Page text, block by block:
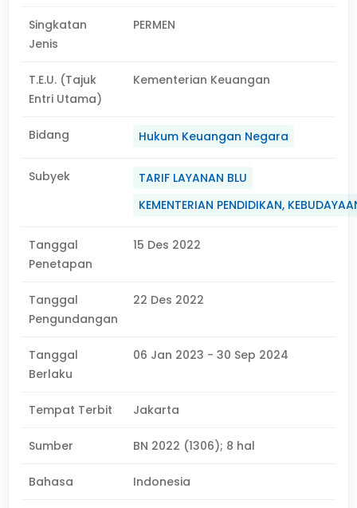
Singkatan
Jenis
PERMEN
T.E.U. (Tajuk
Entri Utama)
Kementerian Keuangan
Bidang Hukum Keuangan Negara
Subyek
TARIF LAYANAN BLU
KEMENTERIAN PENDIDIKAN,
Tanggal
Penetapan
15 Des 2022
Tanggal
Pengundangan
22 Des 2022
Tanggal
Berlaku
06 Jan 2023 - 30 Sep 2024
Tempat Terbit Jakarta
Sumber BN 2022 (1306); 8 hal
Bahasa Indonesia